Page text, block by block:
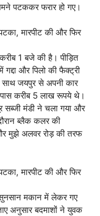
पटककर फरार हो गए।
1 बजे की है। पीड़ित
गद्दा और पिलो की फैक्ट्री
जयपुर से अपनी कार
करीब 5 लाख रूपये थे।
सब्जी मंडी ने चला गया और
ब्लैक कलर की
मुझे अलवर रोड़ की तरफ
मकान में लेकर गए
अनुसार बदमाशों ने युवक